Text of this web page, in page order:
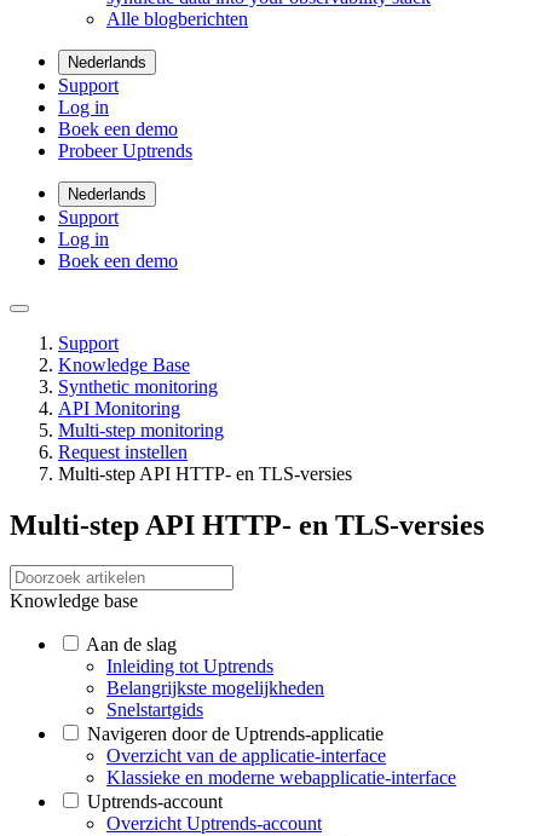
Alle blogberichten
Nederlands
Support
Log in
Boek een demo
Probeer Uptrends
Nederlands
Support
Log in
Boek een demo
Support
Knowledge Base
Synthetic monitoring
API Monitoring
Multi-step monitoring
Request instellen
Multi-step API HTTP- en TLS-versies
Multi-step API HTTP- en TLS-versies
Knowledge base
Aan de slag
Inleiding tot Uptrends
Belangrijkste mogelijkheden
Snelstartgids
Navigeren door de Uptrends-applicatie
Overzicht van de applicatie-interface
Klassieke en moderne webapplicatie-interface
Uptrends-account
Overzicht Uptrends-account